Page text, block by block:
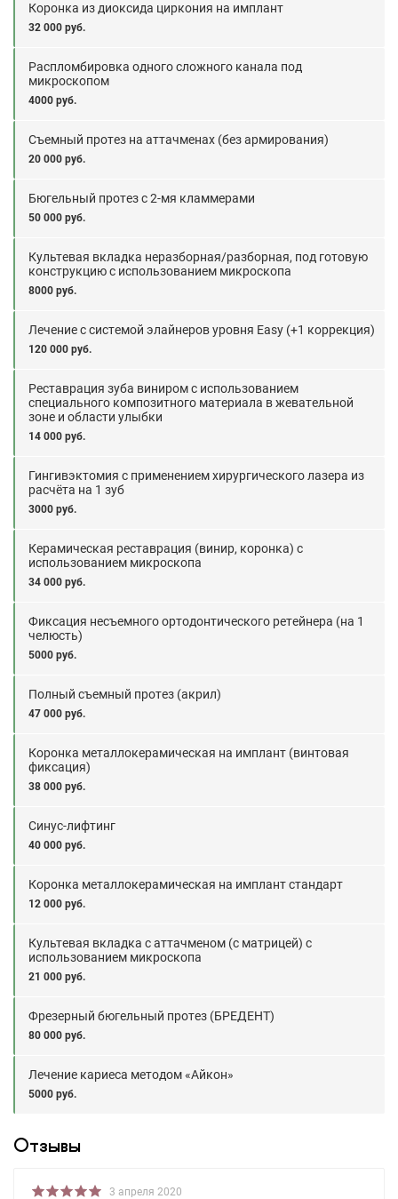
Коронка из диоксида циркония на имплант
32 000 руб.
Распломбировка одного сложного канала под
микроскопом
4000 руб.
Съемный протез на аттачменах (без армирования)
20 000 руб.
Бюгельный протез с 2-мя кламмерами
50 000 руб.
Культевая вкладка неразборная/разборная, под готовую
конструкцию с использованием микроскопа
8000 руб.
Лечение с системой элайнеров уровня Easy (+1 коррекция)
120 000 руб.
Реставрация зуба виниром с использованием
специального композитного материала в жевательной
зоне и области улыбки
14 000 руб.
Гингивэктомия с применением хирургического лазера из
расчёта на 1 зуб
3000 руб.
Керамическая реставрация (винир, коронка) с
использованием микроскопа
34 000 руб.
Фиксация несъемного ортодонтического ретейнера (на 1
челюсть)
5000 руб.
Полный съемный протез (акрил)
47 000 руб.
Коронка металлокерамическая на имплант (винтовая
фиксация)
38 000 руб.
Синус-лифтинг
40 000 руб.
Коронка металлокерамическая на имплант стандарт
12 000 руб.
Культевая вкладка с аттачменом (с матрицей) с
использованием микроскопа
21 000 руб.
Фрезерный бюгельный протез (БРЕДЕНТ)
80 000 руб.
Лечение кариеса методом «Айкон»
5000 руб.
Отзывы
3 апреля 2020